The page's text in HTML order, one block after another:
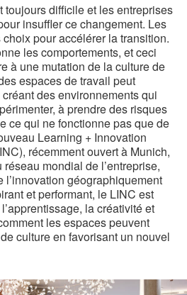
toujours difficile et les entreprises
insuffler ce changement. Les
pour accélérer la transition.
les comportements, et ceci
à une mutation de la culture de
espaces de travail peut
des environnements qui
à prendre des risques
ce qui ne fonctionne pas que de
Learning + Innovation
récemment ouvert à Munich,
mondial de l’entreprise,
l’innovation géographiquement
et performant, le LINC est
la créativité et
les espaces peuvent
culture en favorisant un nouvel